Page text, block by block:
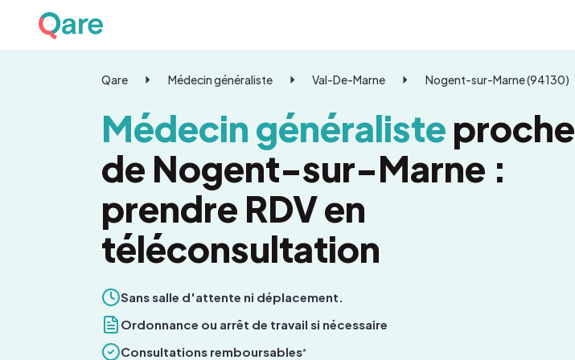
Qare Médecin généraliste Val-De-Marne Nogent-sur-Marne (94130)
Médecin généralisteproche
de Nogent-sur-Marne :
prendre RDV en
téléconsultation
Sans salle d'attente ni déplacement.
Ordonnance ou arrêt de travail si nécessaire
Consultations remboursables*